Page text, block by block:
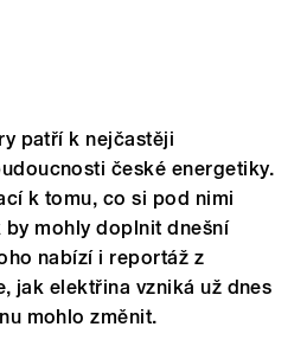
patří k nejčastěji
české energetiky.
k tomu, co si pod nimi
mohly doplnit dnešní
nabízí i reportáž z
jak elektřina vzniká už dnes
mohlo změnit.